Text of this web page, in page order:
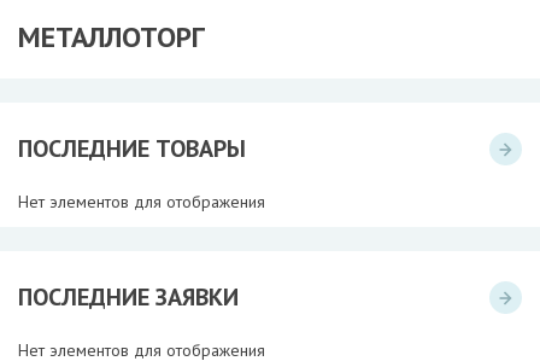
МЕТАЛЛОТОРГ
ПОСЛЕДНИЕ ТОВАРЫ
Нет элементов для отображения
ПОСЛЕДНИЕ ЗАЯВКИ
Нет элементов для отображения